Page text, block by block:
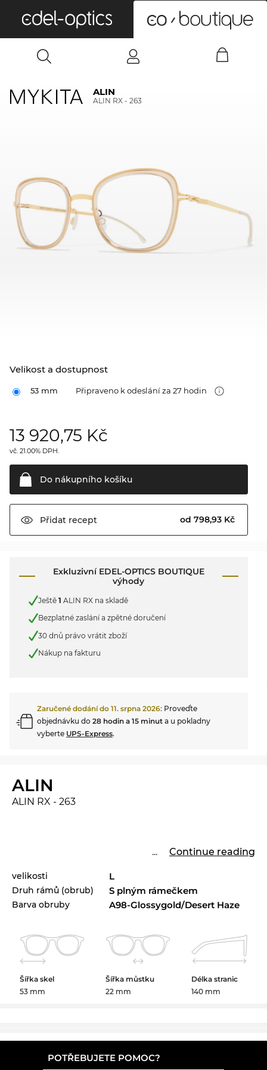
ALIN
ALIN RX - 263
Velikost a dostupnost
53 mm Připraveno k odeslání za 27 hodin
13 920,75 Kč
vč. 21.00% DPH.
Do nákupního košíku
Přidat recept od 798,93 Kč
Exkluzivní EDEL-OPTICS BOUTIQUE
výhody
Ještě 1 ALIN RX na skladě
Bezplatné zaslání a zpětné doručení
30 dnů právo vrátit zboží
Nákup na fakturu
Zaručené dodání do 11. srpna 2026: Proveďte
objednávku do 28 hodin a 15 minut a u pokladny
vyberte UPS-Express.
ALIN
ALIN RX - 263
... Continue reading
velikosti L
Druh rámů (obrub) S plným rámečkem
Barva obruby A98-Glossygold/Desert Haze
Šířka skel
53 mm
Šířka můstku
22 mm
Délka stranic
140 mm
POTŘEBUJETE POMOC?